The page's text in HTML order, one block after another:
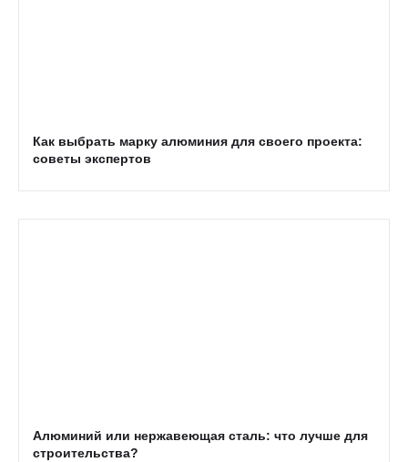
Как выбрать марку алюминия для своего проекта:
советы экспертов
Алюминий или нержавеющая сталь: что лучше для
строительства?